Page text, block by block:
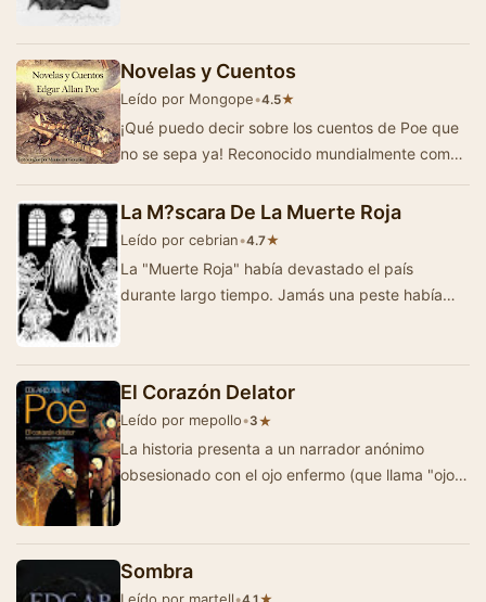
Novelas y Cuentos
Leído por Mongope•4.5★
¡Qué puedo decir sobre los cuentos de Poe que
no se sepa ya! Reconocido mundialmente como
La M?scara De La Muerte Roja
Leído por cebrian•4.7★
La "Muerte Roja" había devastado el país
durante largo tiempo. Jamás una peste había
El Corazón Delator
Leído por mepollo•3★
La historia presenta a un narrador anónimo
obsesionado con el ojo enfermo (que llama "ojo
Sombra
Leído por martell•